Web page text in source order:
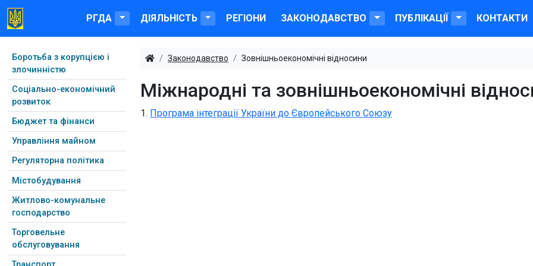
РГДА ДІЯЛЬНІСТЬ РЕГІОНИ ЗАКОНОДАВСТВО ПУБЛІКАЦІЇ КОНТАКТИ
Боротьба з корупцією і
злочинністю
Соціально-економічний
розвиток
Бюджет та фінанси
Управління майном
Регуляторна політика
Містобудування
Житлово-комунальне
господарство
Торговельне
обслуговування
Законодавство Зовнішньоекономічні відносини
Міжнародні та зовнішньоекономічні
1. Програма інтеграції України до Європейського Союзу